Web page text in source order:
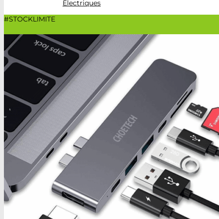
Électriques
#STOCKLIMITE